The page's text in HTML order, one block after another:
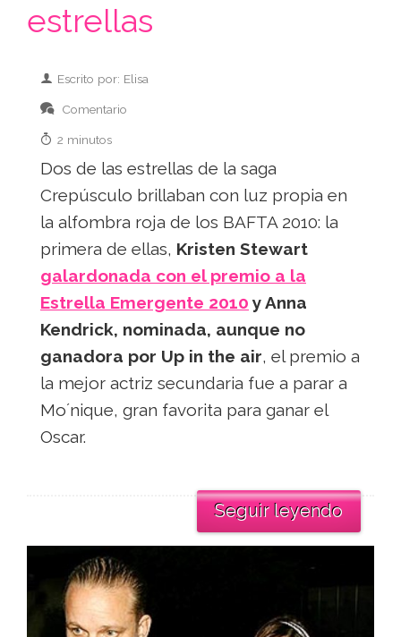
estrellas
Escrito por: Elisa
Comentario
2 minutos
Dos de las estrellas de la saga
Crepúsculo brillaban con luz propia en
la alfombra roja de los BAFTA 2010: la
primera de ellas, Kristen Stewart
galardonada con el premio a la
Estrella Emergente 2010 y Anna
Kendrick, nominada, aunque no
ganadora por Up in the air, el premio a
la mejor actriz secundaria fue a parar a
Mo´nique, gran favorita para ganar el
Oscar.
Seguir leyendo